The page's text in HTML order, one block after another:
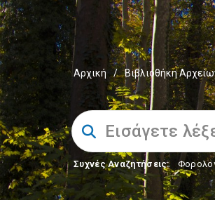
Αρχική / Βιβλιοθήκη
Συχνές Αναζητήσεις: